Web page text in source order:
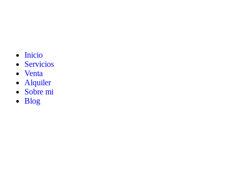
Inicio
Servicios
Venta
Alquiler
Sobre mi
Blog